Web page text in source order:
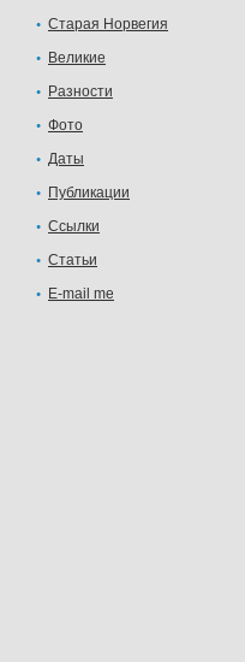
Старая Норвегия
Великие
Разности
Фото
Даты
Публикации
Ссылки
Статьи
E-mail me